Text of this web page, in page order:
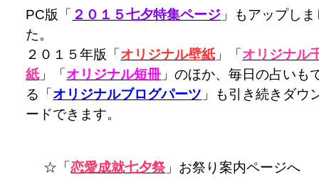
PC版「 ２０１５七夕特集ページ 」もアップし
た。
２０１５年版「オリジナル壁紙 」「オリジナル
紙 」「オリジナル短冊 」のほか、毎日の占いも
る「オリジナルブログパーツ 」も引き続きダウ
ードできます。
☆「恋愛成就七夕祭」お祭り案内ページへ